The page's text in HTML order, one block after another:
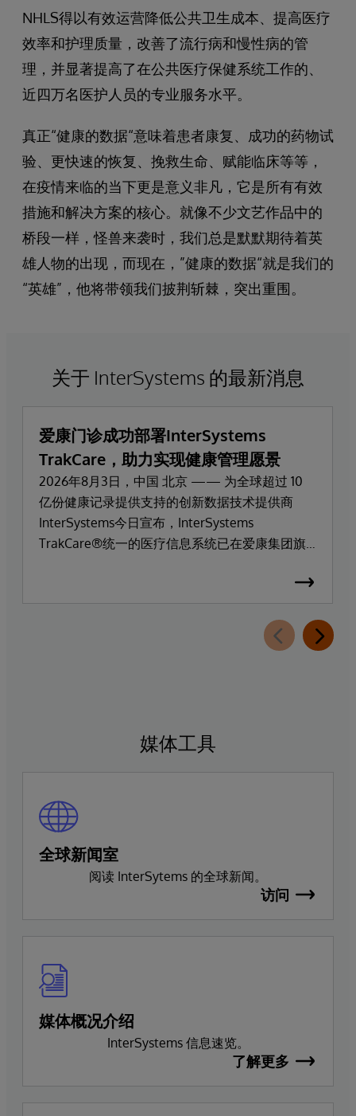
NHLS得以有效运营降低公共卫生成本、提高医疗
效率和护理质量，改善了流行病和慢性病的管
理，并显著提高了在公共医疗保健系统工作的、
近四万名医护人员的专业服务水平。
真正“健康的数据“意味着患者康复、成功的药物试
验、更快速的恢复、挽救生命、赋能临床等等，
在疫情来临的当下更是意义非凡，它是所有有效
措施和解决方案的核心。就像不少文艺作品中的
桥段一样，怪兽来袭时，我们总是默默期待着英
雄人物的出现，而现在，”健康的数据“就是我们的
“英雄”，他将带领我们披荆斩棘，突出重围。
关于 InterSystems 的最新消息
爱康门诊成功部署InterSystems
TrakCare，助力实现健康管理愿景
2026年8月3日，中国 北京 —— 为全球超过 10
亿份健康记录提供支持的创新数据技术提供商
InterSystems今日宣布，InterSystems
TrakCare®统一的医疗信息系统已在爱康集团旗
媒体工具
全球新闻室
阅读 InterSytems 的全球新闻。
访问
媒体概况介绍
InterSystems 信息速览。
了解更多